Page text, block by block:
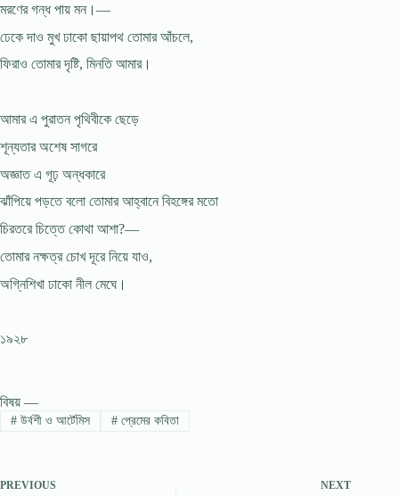
মরণের গন্ধ পায় মন।—
ঢেকে দাও মুখ ঢাকো ছায়াপথ তোমার আঁচলে,
ফিরাও তোমার দৃষ্টি, মিনতি আমার।
আমার এ পুরাতন পৃথিবীকে ছেড়ে
শূন্যতার অশেষ সাগরে
অজ্ঞাত এ গূঢ় অন্ধকারে
ঝাঁপিয়ে পড়তে বলো তোমার আহ্বানে বিহঙ্গের মতো
চিরতরে চিত্তে কোথা আশা?—
তোমার নক্ষত্র চোখ দূরে নিয়ে যাও,
অগ্নিশিখা ঢাকো নীল মেঘে।
১৯২৮
বিষয় —
#উর্বশী ও আর্টেমিস #প্রেমের কবিতা
PREVIOUS NEXT